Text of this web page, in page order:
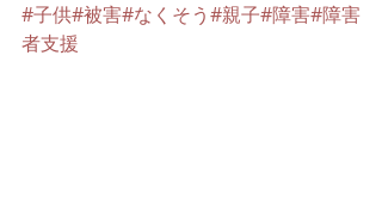
#子供#被害#なくそう#親子#障害#障害
者支援